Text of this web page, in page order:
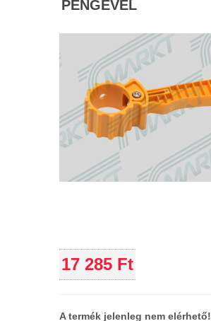
PENGÉVEL
17 285 Ft
A termék jelenleg nem elérhető!